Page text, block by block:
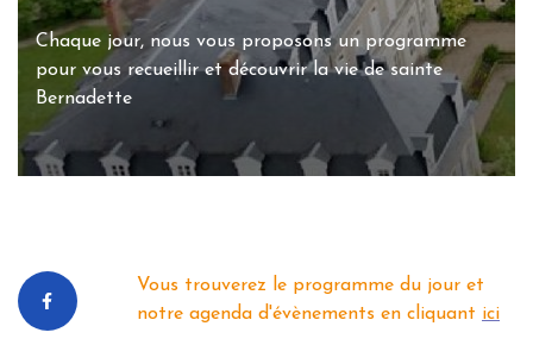
Chaque jour, nous vous proposons un programme
pour vous recueillir et découvrir la vie de sainte
Bernadette
Vous trouverez le programme du jour et
notre agenda d'évènements en cliquant ici